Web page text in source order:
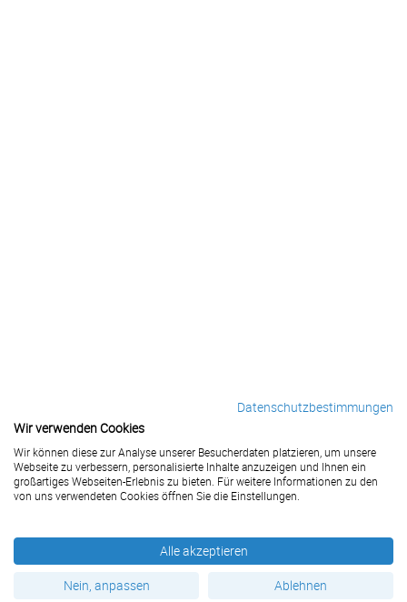
Datenschutzbestimmungen
Wir verwenden Cookies
Wir können diese zur Analyse unserer Besucherdaten platzieren, um unsere
Webseite zu verbessern, personalisierte Inhalte anzuzeigen und Ihnen ein
großartiges Webseiten-Erlebnis zu bieten. Für weitere Informationen zu den
von uns verwendeten Cookies öffnen Sie die Einstellungen.
Alle akzeptieren
Nein, anpassen
Ablehnen